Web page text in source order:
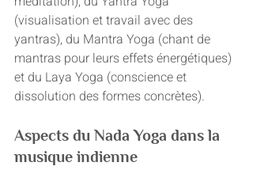
(visualisation et travail avec des
yantras), du Mantra Yoga (chant de
mantras pour leurs effets énergétiques)
et du Laya Yoga (conscience et
dissolution des formes concrètes).
Aspects du Nada Yoga dans la
musique indienne